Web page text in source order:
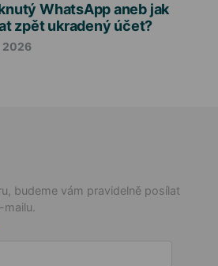
WhatsApp aneb jak
zpět ukradený účet?
2026
budeme vám pravidelně posílat